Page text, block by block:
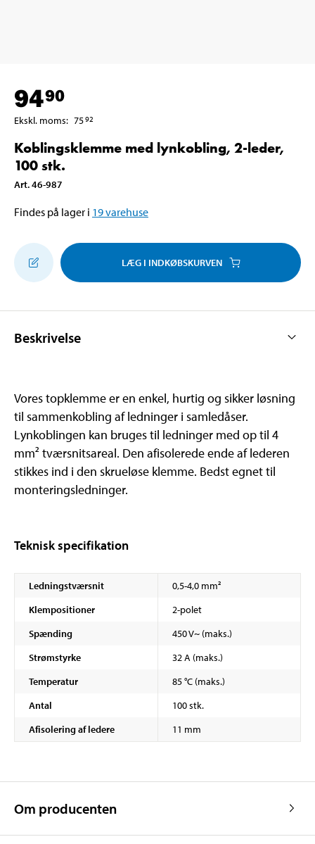
9490
Ekskl. moms: 7592
Koblingsklemme med lynkobling, 2-leder,
100 stk.
Art.46-987
Findes på lager i 19varehuse
LÆG I INDKØBSKURVEN
Beskrivelse
Vores topklemme er en enkel, hurtig og sikker løsning
til sammenkobling af ledninger i samledåser.
Lynkoblingen kan bruges til ledninger med op til 4
mm² tværsnitsareal. Den afisolerede ende af lederen
stikkes ind i den skrueløse klemme. Bedst egnet til
monteringsledninger.
Teknisk specifikation
Ledningstværsnit
0,5-4,0 mm²
Klempositioner
2-polet
Spænding
450 V~ (maks.)
Strømstyrke
32 A (maks.)
Temperatur
85 °C (maks.)
Antal
100 stk.
Afisolering af ledere
11 mm
Om producenten